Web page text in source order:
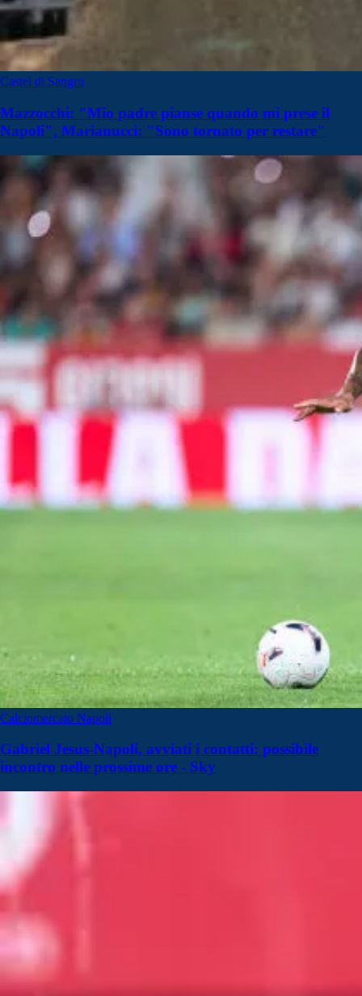
Castel di Sangro
Mazzocchi: "Mio padre pianse quando mi prese il
Napoli", Marianucci: "Sono tornato per restare"
Calciomercato Napoli
Gabriel Jesus-Napoli, avviati i contatti: possibile
incontro nelle prossime ore - Sky